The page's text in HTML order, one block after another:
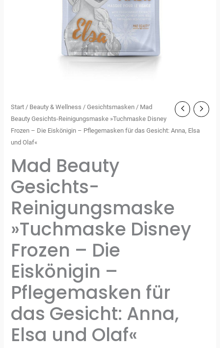
Start / Beauty & Wellness /Gesichtsmasken / Mad
Beauty Gesichts-Reinigungsmaske »Tuchmaske Disney
Frozen – Die Eiskönigin – Pflegemasken für das Gesicht: Anna, Elsa
und Olaf«
Mad Beauty
Gesichts-
Reinigungsmaske
»Tuchmaske Disney
Frozen – Die
Eiskönigin –
Pflegemasken für
das Gesicht: Anna,
Elsa und Olaf«